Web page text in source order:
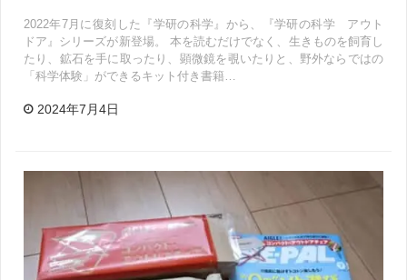
2022年7月に復刻した『学研の科学』から、『学研の科学 アウト
ドア』シリーズが新登場。 本を読むだけでなく、生きものを飼育し
たり、鉱石を手に取ったり、顕微鏡を覗いたりと、野外ならではの
「科学体験」ができるキット付き書籍…
2024年7月4日